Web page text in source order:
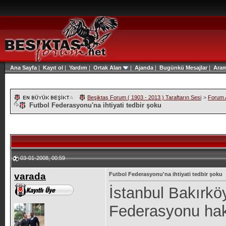
Ana Sayfa | Kayıt ol | Yardım | Ortak Alan | Ajanda | Bugünkü Mesajlar|
Beşiktaş Forum ( 1903 - 2013 ) Taraftarın Sesi > Forum
Futbol Federasyonu'na ihtiyati tedbir şoku
03-01-2008, 00:59
varada Futbol Federasyonu'na ihtiyati tedbir şoku
İstanbul
Federasyonu